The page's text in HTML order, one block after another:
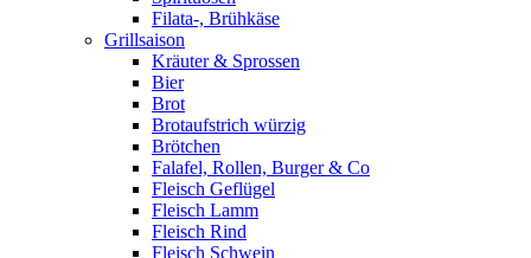
Filata-, Brühkäse
Grillsaison
Kräuter & Sprossen
Bier
Brot
Brotaufstrich würzig
Brötchen
Falafel, Rollen, Burger & Co
Fleisch Geflügel
Fleisch Lamm
Fleisch Rind
Fleisch Schwein